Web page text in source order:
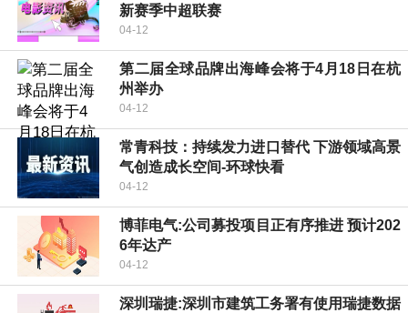
新赛季中超联赛
04-12
第二届全球品牌出海峰会将于4月18日在杭
州举办
04-12
常青科技：持续发力进口替代 下游领域高景
气创造成长空间-环球快看
04-12
博菲电气:公司募投项目正有序推进 预计202
6年达产
04-12
深圳瑞捷:深圳市建筑工务署有使用瑞捷数据